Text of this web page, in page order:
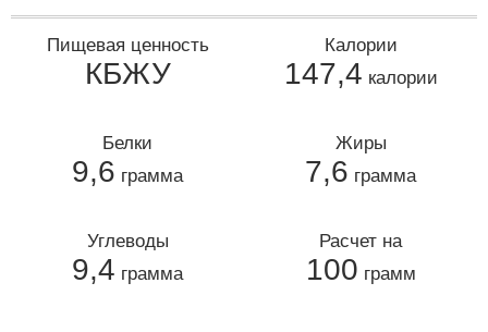
Пищевая ценность
КБЖУ
Калории
147,4 калории
Белки
9,6 грамма
Жиры
7,6 грамма
Углеводы
9,4 грамма
Расчет на
100 грамм